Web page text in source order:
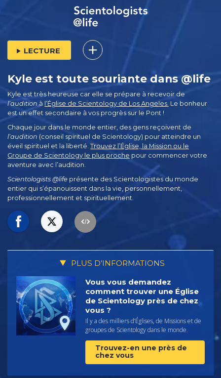
LECTURE
Kyle est toute souriante dans @life
Kyle est très heureuse car elle se prépare à recevoir de
l’auditionà l’Église de Scientology de Los Angeles. Le bonheur
est un effet secondaire à vos progrès sur le Pont !
Chaque jour dans le monde entier, des gens reçoivent de
l’audition (conseil spirituel de Scientology) pour atteindre un
éveil spirituel et la liberté.Trouvez l’Église, la Mission ou le
Groupe de Scientology le plus proche pour commencer votre
aventure avec l’audition.
Scientologists @life présente des Scientologistes du monde
entier qui s’épanouissent dans la vie, personnellement,
professionnellement et spirituellement.
PLUS D’INFORMATIONS
Vous vous demandez
comment trouver une Église
de Scientology près de chez
vous ?
Il y a des milliers d’Églises, de Missions et de
groupes de Scientology dans le monde.
Trouvez-en une près de
chez vous